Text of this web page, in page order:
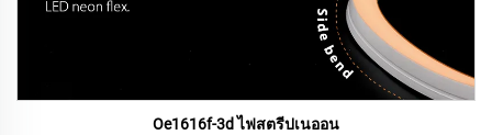
Oe1616f-3d ไฟสตรีปเนออน